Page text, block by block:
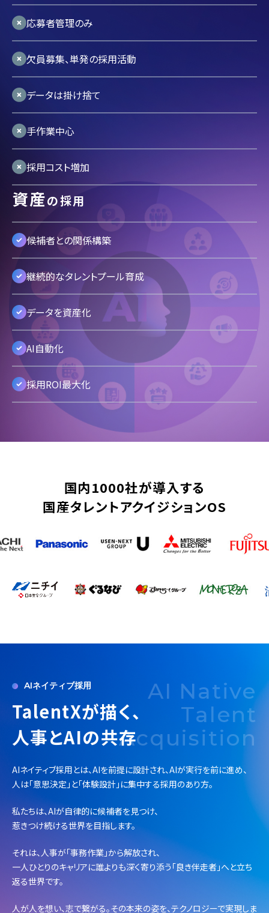
応募者管理のみ
欠員募集、単発の採用活動
データは掛け捨て
手作業中心
採用コスト増加
資産の採用
候補者との関係構築
継続的なタレントプール育成
データを資産化
AI自動化
採用ROI最大化
国内1000社が導入する
国産タレントアクイジションOS
AI Native
Talent
Acquisition
AIネイティブ採用
TalentXが描く、
人事とAIの共存
AIネイティブ採用とは、AIを前提に設計され、AIが実行を前に進め、
人は「意思決定」と「体験設計」に集中する採用のあり方。
私たちは、AIが自律的に候補者を見つけ、
惹きつけ続ける世界を目指します。
それは、人事が「事務作業」から解放され、
一人ひとりのキャリアに誰よりも深く寄り添う「良き伴走者」へと立ち
返る世界です。
人が人を想い、志で繋がる。その本来の姿を、テクノロジーで実現しま